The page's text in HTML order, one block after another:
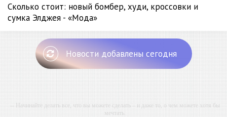
Сколько стоит: новый бомбер, худи, кроссовки и
сумка Элджея - «Мода»
Новости добавлены сегодня
-- Начинайте делать все, что вы можете сделать – и даже то, о чем можете хотя бы
мечтать.